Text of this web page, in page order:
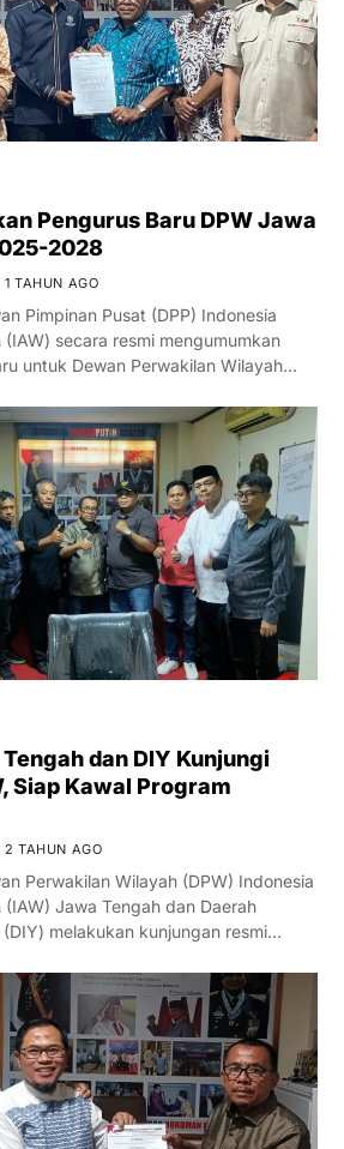
Pengurus Baru DPW Jawa
2028
1 TAHUN AGO
Pimpinan Pusat (DPP) Indonesia
secara resmi mengumumkan
untuk Dewan Perwakilan Wilayah…
dan DIY Kunjungi
Siap Kawal Program
2 TAHUN AGO
Perwakilan Wilayah (DPW) Indonesia
Jawa Tengah dan Daerah
melakukan kunjungan resmi…